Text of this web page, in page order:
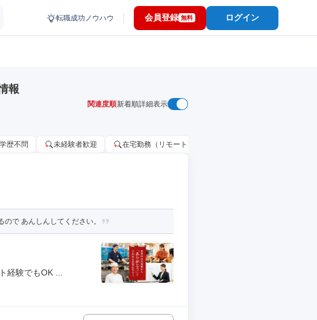
転職成功ノウハウ 会員登録 無料 ログイン
報
関連度順新着順詳細表示
学歴不問 未経験者歓迎 在宅勤務（リモートワーク）OK
で あんしんしてください。
験でもOK ...